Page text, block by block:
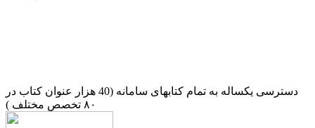
دسترسی یکساله به تمام کتابهای سامانه (40 هزار عنوان کتاب در
۸۰ تخصص مختلف )